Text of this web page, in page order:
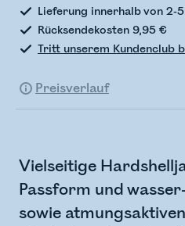
Lieferung innerhalb von 2-
Rücksendekosten 9,95 €
Tritt unserem Kundenclub
Preisverlauf
Vielseitige
Passform und
sowie